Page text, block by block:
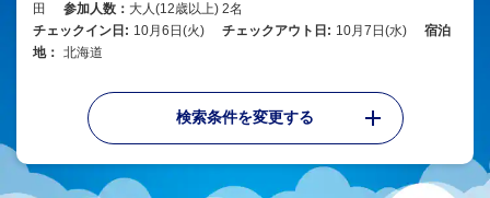
田
参加人数： 大人(12歳以上) 2名
チェックイン日: 10月6日(火) チェックアウト日: 10月7日(水)
宿泊
地： 北海道
検索条件を変更する